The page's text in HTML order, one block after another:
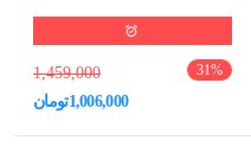
31%
1,459,000
1,006,000تومان